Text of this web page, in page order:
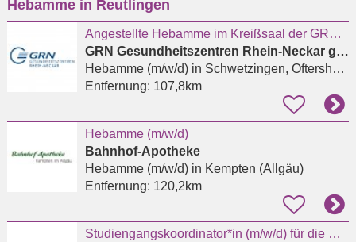
eingeben
Hebamme in Reutlingen
Angestellte Hebamme im Kreißsaal der GRN-Klinik Weinheim (m/w/d)
GRN Gesundheitszentren Rhein-Neckar gGmbH
Hebamme (m/w/d)in Schwetzingen, Oftersheim
Entfernung: 107,8km
Hebamme (m/w/d)
Bahnhof-Apotheke
Hebamme (m/w/d)in Kempten (Allgäu)
Entfernung: 120,2km
Studiengangskoordinator*in (m/w/d) für die Masterstudiengänge Hebammenwissenschaft